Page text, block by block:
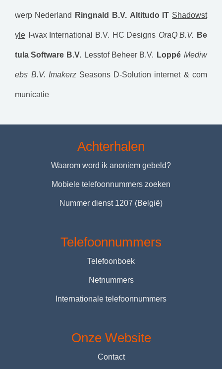
werp Nederland Ringnald B.V. Altitudo IT Shadowst
yle I-wax International B.V. HC Designs OraQ B.V. Be
tula Software B.V. Lesstof Beheer B.V. Loppé Mediw
ebs B.V. Imakerz Seasons D-Solution internet & com
municatie
Achterhalen
Waarom word ik anoniem gebeld?
Mobiele telefoonnummers zoeken
Nummer dienst 1207 (België)
Telefoonnummers
Telefoonboek
Netnummers
Internationale telefoonnummers
Onze Website
Contact